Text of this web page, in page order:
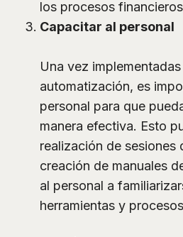
los procesos
Capacitar al personal
Una vez
automatización, es
personal para que
manera efectiva. Esto
realización de sesiones
creación de manuales
al personal a
herramientas y